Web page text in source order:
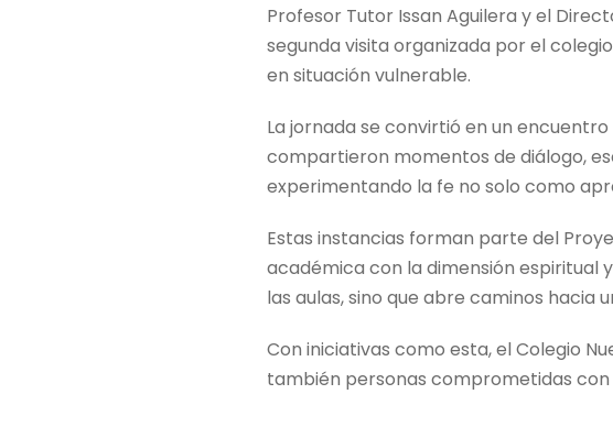
Profesor Tutor Issan Aguilera y el
segunda visita organizada por el
en situación vulnerable.
La jornada se convirtió en un
compartieron momentos de diálogo,
experimentando la fe no solo como
Estas instancias forman parte del
académica con la dimensión espiritual
las aulas, sino que abre caminos hacia
Con iniciativas como esta, el Colegio
también personas comprometidas con